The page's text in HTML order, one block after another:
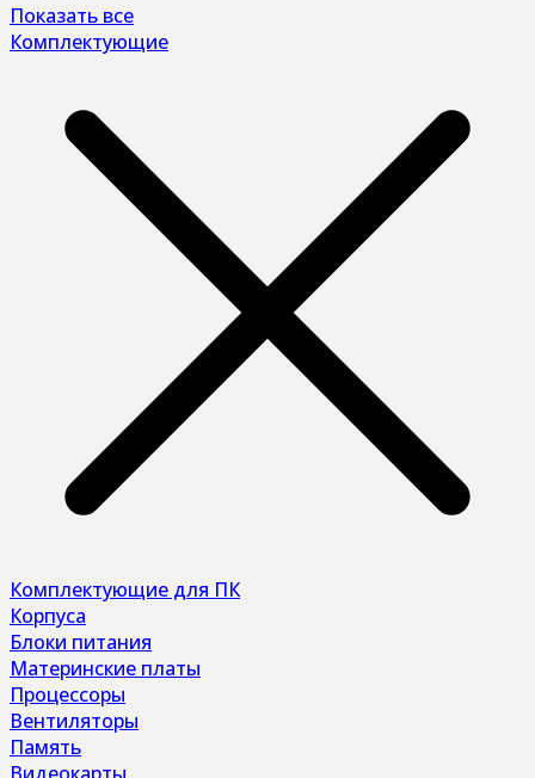
Показать все
Комплектующие
Комплектующие для ПК
Корпуса
Блоки питания
Материнские платы
Процессоры
Вентиляторы
Память